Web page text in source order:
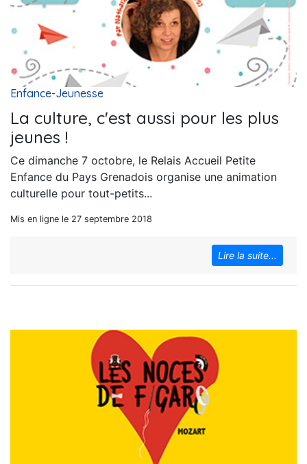
Enfance-Jeunesse
La culture, c'est aussi pour les plus
jeunes !
Ce dimanche 7 octobre, le Relais Accueil Petite
Enfance du Pays Grenadois organise une animation
culturelle pour tout-petits...
Mis en ligne le 27 septembre 2018
Lire la suite...